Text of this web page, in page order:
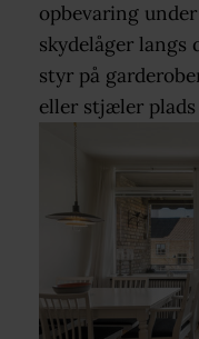
opbevaring
skydelåger langs
styr på
eller stjæler